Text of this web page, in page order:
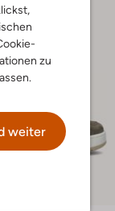
zu
weiter